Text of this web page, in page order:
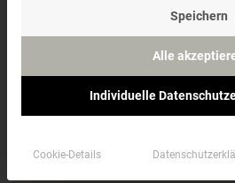
in der Praxis zeigt sich:
neutrales Holz hat einen
Jetzt
Speichern
Alle
Individuelle
Cookie-Details